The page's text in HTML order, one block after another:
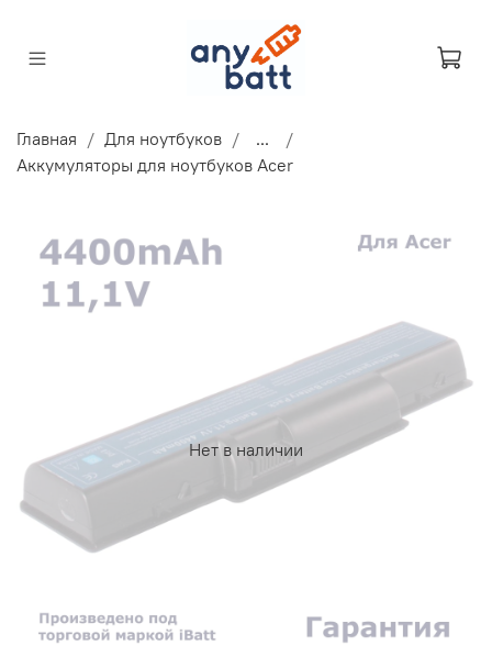
Главная Для ноутбуков
...
Аккумуляторы для ноутбуков Acer
Нет в наличии